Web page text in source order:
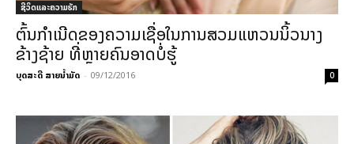
ຊີວິດແລະຄວາມຮັກ
ຕົ້ນກຳເນີດຂອງຄວາມເຊື່ອໃນການສວມແຫວນນິ້ວນາງ
ຂ້າງຊ້າຍ ທີ່ຫຼາຍຄົນອາດບໍ່ຮູ້
ບຸດສະດີ ສາຍນ້ຳມັດ - 09/12/2016 0